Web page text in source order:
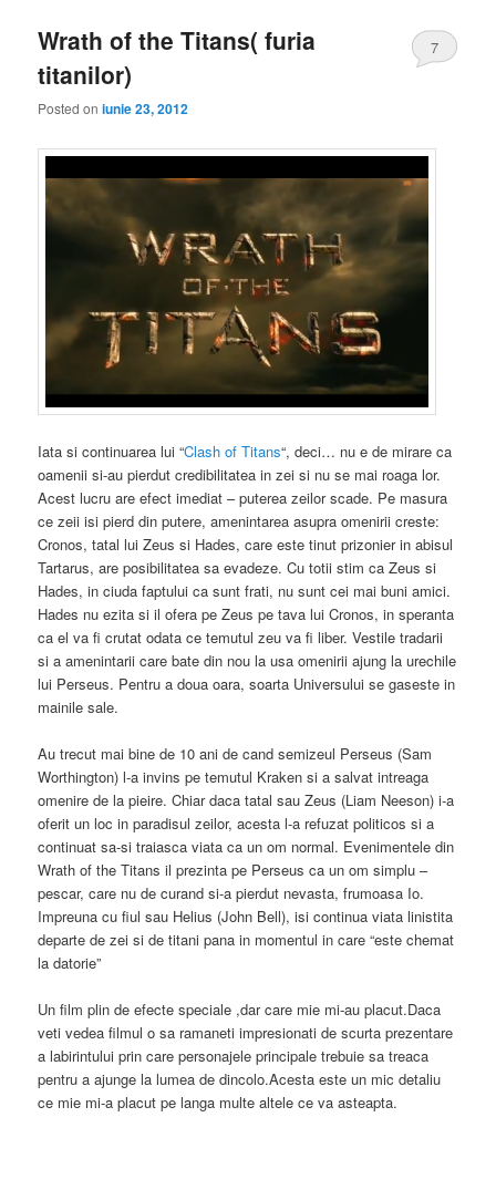
Wrath of the Titans( furia
titanilor)
Posted oniunie 23, 2012
7
Iata si continuarea lui “Clash of Titans“, deci… nu e de mirare ca
oamenii si-au pierdut credibilitatea in zei si nu se mai roaga lor.
Acest lucru are efect imediat – puterea zeilor scade. Pe masura
ce zeii isi pierd din putere, amenintarea asupra omenirii creste:
Cronos, tatal lui Zeus si Hades, care este tinut prizonier in abisul
Tartarus, are posibilitatea sa evadeze. Cu totii stim ca Zeus si
Hades, in ciuda faptului ca sunt frati, nu sunt cei mai buni amici.
Hades nu ezita si il ofera pe Zeus pe tava lui Cronos, in speranta
ca el va fi crutat odata ce temutul zeu va fi liber. Vestile tradarii
si a amenintarii care bate din nou la usa omenirii ajung la urechile
lui Perseus. Pentru a doua oara, soarta Universului se gaseste in
mainile sale.
Au trecut mai bine de 10 ani de cand semizeul Perseus (Sam
Worthington) l-a invins pe temutul Kraken si a salvat intreaga
omenire de la pieire. Chiar daca tatal sau Zeus (Liam Neeson) i-a
oferit un loc in paradisul zeilor, acesta l-a refuzat politicos si a
continuat sa-si traiasca viata ca un om normal. Evenimentele din
Wrath of the Titans il prezinta pe Perseus ca un om simplu –
pescar, care nu de curand si-a pierdut nevasta, frumoasa Io.
Impreuna cu fiul sau Helius (John Bell), isi continua viata linistita
departe de zei si de titani pana in momentul in care “este chemat
la datorie”
Un film plin de efecte speciale ,dar care mie mi-au placut.Daca
veti vedea filmul o sa ramaneti impresionati de scurta prezentare
a labirintului prin care personajele principale trebuie sa treaca
pentru a ajunge la lumea de dincolo.Acesta este un mic detaliu
ce mie mi-a placut pe langa multe altele ce va asteapta.